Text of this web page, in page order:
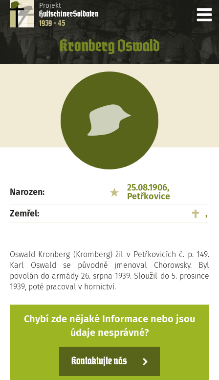
Projekt
HultschinerSoldaten
1939 - 45
Kronberg Oswald
Narozen:
25.08.1906,
Petřkovice
Zemřel:
,
Oswald Kronberg (Kromberg) žil v Petřkovicích č. p. 149.
Karl Oswald se původně jmenoval Chorowsky. Byl
povolán do armády 26. srpna 1939. Sloužil do 5. prosince
1939, poté pracoval v hornictví.
Chybí zde nějaké Informace nebo jsou
údaje nesprávné?
Kontaktujte nás